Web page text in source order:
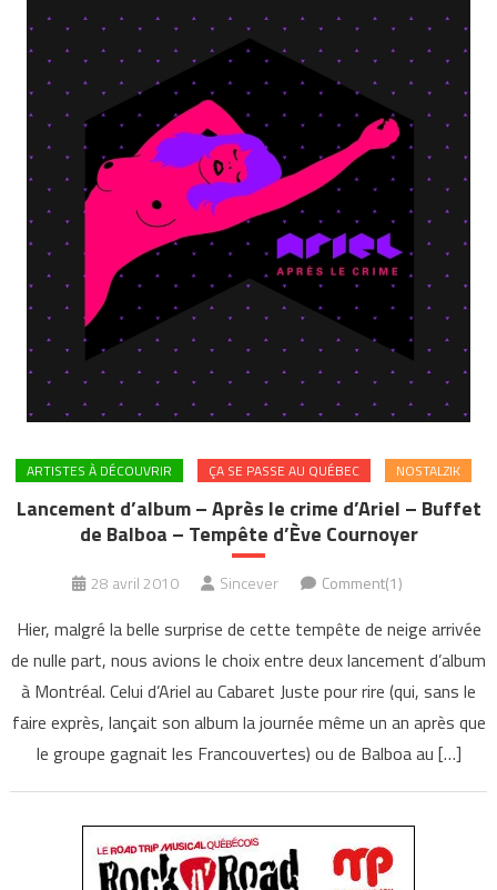
ARTISTES À DÉCOUVRIR ÇA SE PASSE AU QUÉBEC NOSTALZIK
Lancement d’album – Après le crime d’Ariel – Buffet
de Balboa – Tempête d’Ève Cournoyer
28 avril 2010 Sincever Comment(1)
Hier, malgré la belle surprise de cette tempête de neige arrivée
de nulle part, nous avions le choix entre deux lancement d’album
à Montréal. Celui d’Ariel au Cabaret Juste pour rire (qui, sans le
faire exprès, lançait son album la journée même un an après que
le groupe gagnait les Francouvertes) ou de Balboa au […]